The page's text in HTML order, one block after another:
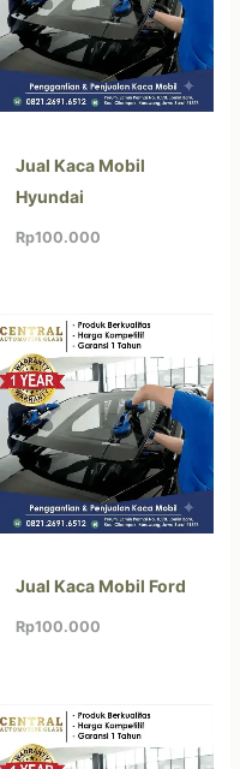
Jual Kaca Mobil
Hyundai
Rp100.000
Jual Kaca Mobil Ford
Rp100.000